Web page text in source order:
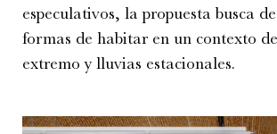
especulativos, la propuesta busca
formas de habitar en un contexto
extremo y lluvias estacionales.